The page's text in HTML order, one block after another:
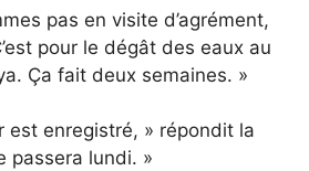
pas en visite d’agrément,
pour le dégât des eaux au
Ça fait deux semaines. »
enregistré, » répondit la
passera lundi. »